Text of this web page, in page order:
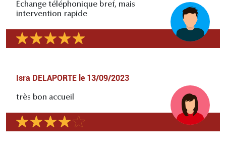
Échange téléphonique bref, mais
intervention rapide
Isra DELAPORTE le 13/09/2023
très bon accueil